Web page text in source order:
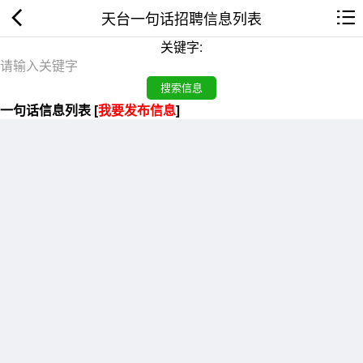
天台一句话招聘信息列表
关键字:
一句话信息列表 [我要发布信息]